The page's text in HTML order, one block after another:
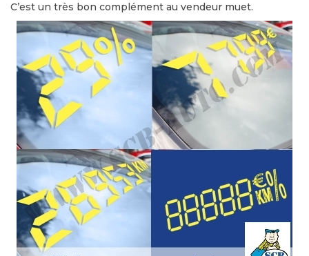
C’est un très bon complément au vendeur muet.